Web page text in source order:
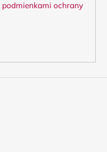
podmienkami ochrany